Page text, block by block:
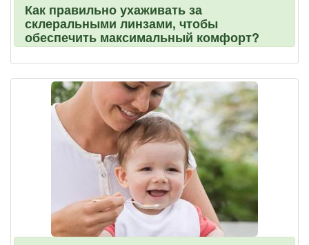
Как правильно ухаживать за
склеральными линзами, чтобы
обеспечить максимальный комфорт?